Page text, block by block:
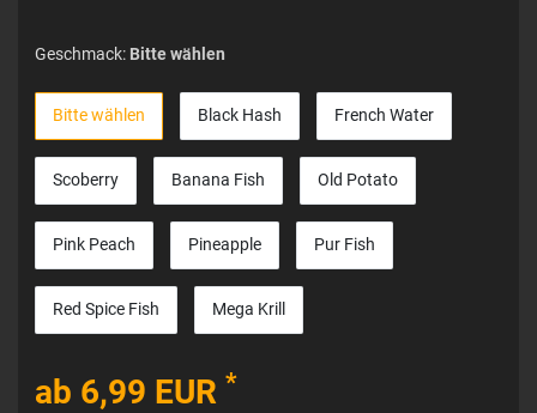
Geschmack: Bitte wählen
Bitte wählen Black Hash French Water
Scoberry Banana Fish Old Potato
Pink Peach Pineapple Pur Fish
Red Spice Fish Mega Krill
ab 6,99 EUR *